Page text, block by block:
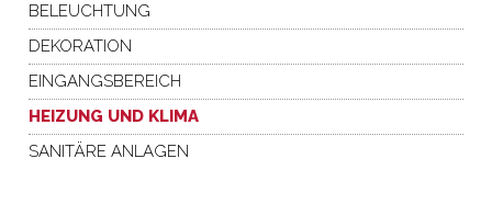
BELEUCHTUNG
DEKORATION
EINGANGSBEREICH
HEIZUNG UND KLIMA
SANITÄRE ANLAGEN